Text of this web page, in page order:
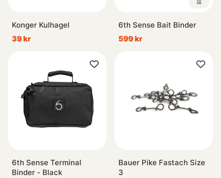
Konger Kulhagel
39 kr
6th Sense Bait Binder
599 kr
6th Sense Terminal
Binder - Black
Bauer Pike Fastach Size
3